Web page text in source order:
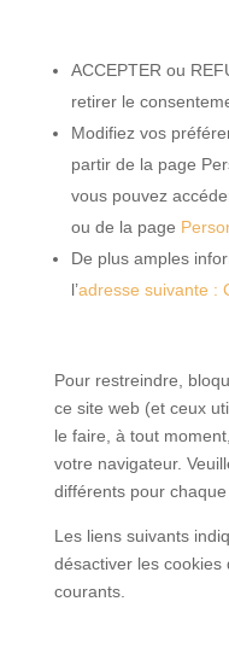
ACCEPTER ou
retirer le
Modifiez vos
partir de la page
vous pouvez
ou de la page
De plus amples
l’adresse suivante :
Pour restreindre,
ce site web (et ceux
le faire, à tout
votre navigateur.
différents pour
Les liens suivants
désactiver les cookies
courants.